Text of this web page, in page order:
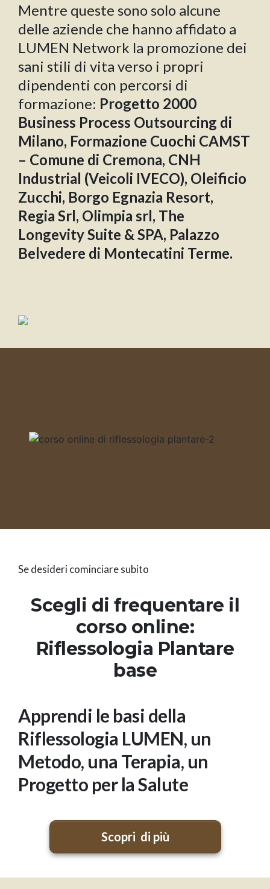
Mentre queste sono solo alcune
delle aziende che hanno affidato a
LUMEN Network la promozione dei
sani stili di vita verso i propri
dipendenti con percorsi di
formazione: Progetto 2000
Business Process Outsourcing di
Milano, Formazione Cuochi CAMST
– Comune di Cremona, CNH
Industrial (Veicoli IVECO), Oleificio
Zucchi, Borgo Egnazia Resort,
Regia Srl, Olimpia srl, The
Longevity Suite & SPA, Palazzo
Belvedere di Montecatini Terme.
Se desideri cominciare subito
Scegli di frequentare il
corso online:
Riflessologia Plantare
base
Apprendi le basi della
Riflessologia LUMEN, un
Metodo, una Terapia, un
Progetto per la Salute
Scopri di più